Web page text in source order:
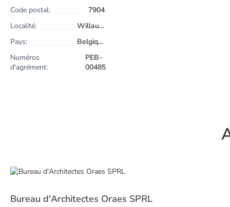
Code postal:
7904
Localité:
Willaupuis
Pays:
Belgique
Numéros
d'agrément:
PEB-
00485
Bureau d'Architectes Oraes SPRL